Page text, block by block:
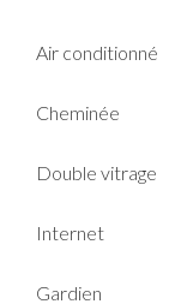
Air conditionné
Cheminée
Double vitrage
Internet
Gardien